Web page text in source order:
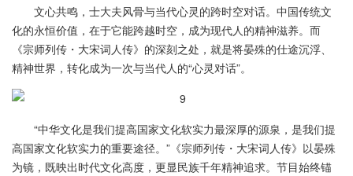
文心共鸣，士大夫风骨与当代心灵的跨时空对话。中国传统文
化的永恒价值，在于它能跨越时空，成为现代人的精神滋养。而
《宗师列传・大宋词人传》的深刻之处，就是将晏殊的仕途沉浮、
精神世界，转化成为一次与当代人的“心灵对话”。
“中华文化是我们提高国家文化软实力最深厚的源泉，是我们提
高国家文化软实力的重要途径。”《宗师列传・大宋词人传》以晏殊
为镜，既映出时代文化高度，更显民族千年精神追求。节目始终锚